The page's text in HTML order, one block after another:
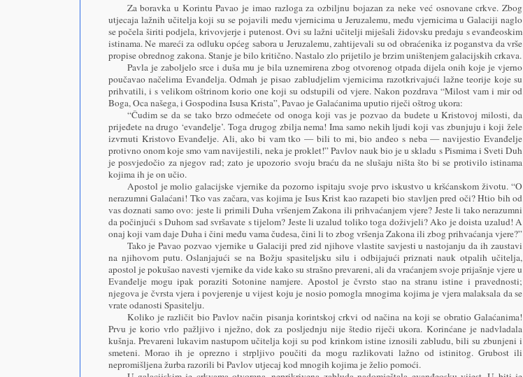
Za boravka u Korintu Pavao je imao razloga za ozbiljnu bojazan za neke već osnovane crkve. Zbog
utjecaja lažnih učitelja koji su se pojavili među vjernicima u Jeruzalemu, među vjernicima u Galaciji naglo
se počela širiti podjela, krivovjerje i putenost. Ovi su lažni učitelji miješali židovsku predaju s evanđeoskim
istinama. Ne mareći za odluku općeg sabora u Jeruzalemu, zahtijevali su od obraćenika iz poganstva da vrše
propise obrednog zakona. Stanje je bilo kritično. Nastalo zlo prijetilo je brzim uništenjem galacijskih crkava.
Pavla je zaboljelo srce i duša mu je bila uznemirena zbog otvorenog otpada dijela onih koje je vjerno
poučavao načelima Evanđelja. Odmah je pisao zabludjelim vjernicima razotkrivajući lažne teorije koje su
prihvatili, i s velikom oštrinom korio one koji su odstupili od vjere. Nakon pozdrava “Milost vam i mir od
Boga, Oca našega, i Gospodina Isusa Krista”, Pavao je Galaćanima uputio riječi oštrog ukora:
“Čudim se da se tako brzo odmećete od onoga koji vas je pozvao da budete u Kristovoj milosti, da
prijeđete na drugo ‘evanđelje’. Toga drugog zbilja nema! Ima samo nekih ljudi koji vas zbunjuju i koji žele
izvrnuti Kristovo Evanđelje. Ali, ako bi vam tko — bili to mi, bio anđeo s neba — navijestio Evanđelje
protivno onom koje smo vam navijestili, neka je proklet!” Pavlov nauk bio je u skladu s Pismima i Sveti Duh
je posvjedočio za njegov rad; zato je upozorio svoju braću da ne slušaju ništa što bi se protivilo istinama
kojima ih je on učio.
Apostol je molio galacijske vjernike da pozorno ispitaju svoje prvo iskustvo u kršćanskom životu. “O
nerazumni Galaćani! Tko vas začara, vas kojima je Isus Krist kao razapeti bio stavljen pred oči? Htio bih od
vas doznati samo ovo: jeste li primili Duha vršenjem Zakona ili prihvaćanjem vjere? Jeste li tako nerazumni
da počinjući s Duhom sad svršavate s tijelom? Jeste li uzalud toliko toga doživjeli? Ako je doista uzalud! A
onaj koji vam daje Duha i čini među vama čudesa, čini li to zbog vršenja Zakona ili zbog prihvaćanja vjere?”
Tako je Pavao pozvao vjernike u Galaciji pred zid njihove vlastite savjesti u nastojanju da ih zaustavi
na njihovom putu. Oslanjajući se na Božju spasiteljsku silu i odbijajući priznati nauk otpalih učitelja,
apostol je pokušao navesti vjernike da vide kako su strašno prevareni, ali da vraćanjem svoje prijašnje vjere u
Evanđelje mogu ipak poraziti Sotonine namjere. Apostol je čvrsto stao na stranu istine i pravednosti;
njegova je čvrsta vjera i povjerenje u vijest koju je nosio pomogla mnogima kojima je vjera malaksala da se
vrate odanosti Spasitelju.
Koliko je različit bio Pavlov način pisanja korintskoj crkvi od načina na koji se obratio Galaćanima!
Prvu je korio vrlo pažljivo i nježno, dok za posljednju nije štedio riječi ukora. Korinćane je nadvladala
kušnja. Prevareni lukavim nastupom učitelja koji su pod krinkom istine iznosili zabludu, bili su zbunjeni i
smeteni. Morao ih je oprezno i strpljivo poučiti da mogu razlikovati lažno od istinitog. Grubost ili
nepromišljena žurba razorili bi Pavlov utjecaj kod mnogih kojima je želio pomoći.